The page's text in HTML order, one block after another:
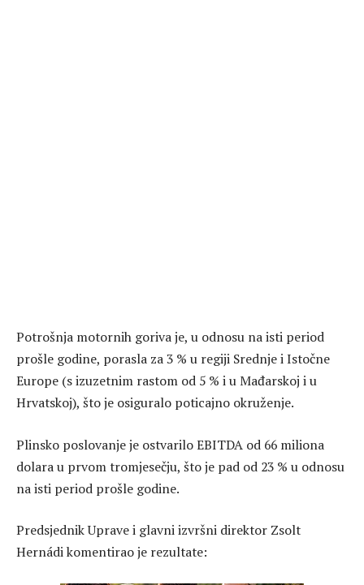
Potrošnja motornih goriva je, u odnosu na isti period
prošle godine, porasla za 3 % u regiji Srednje i Istočne
Europe (s izuzetnim rastom od 5 % i u Mađarskoj i u
Hrvatskoj), što je osiguralo poticajno okruženje.
Plinsko poslovanje je ostvarilo EBITDA od 66 miliona
dolara u prvom tromjesečju, što je pad od 23 % u odnosu
na isti period prošle godine.
Predsjednik Uprave i glavni izvršni direktor Zsolt
Hernádi komentirao je rezultate: